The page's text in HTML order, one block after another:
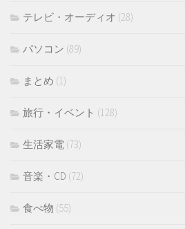
テレビ・オーディオ (28)
パソコン (89)
まとめ (1)
旅行・イベント (128)
生活家電 (73)
音楽・CD (72)
食べ物 (55)